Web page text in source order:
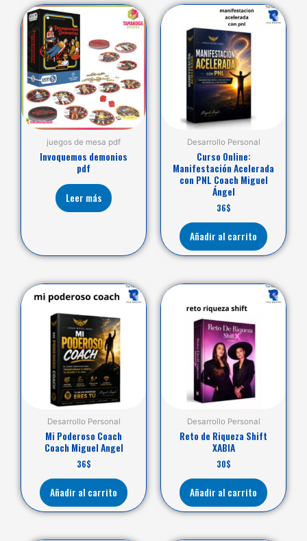
juegos de mesa pdf
Invoquemos demonios
pdf
Leer más
Desarrollo Personal
Curso Online:
Manifestación Acelerada
con PNL Coach Miguel
Ángel
36$
Añadir al carrito
Desarrollo Personal
Mi Poderoso Coach
Coach Miguel Angel
36$
Añadir al carrito
Desarrollo Personal
Reto de Riqueza Shift
XABIA
30$
Añadir al carrito